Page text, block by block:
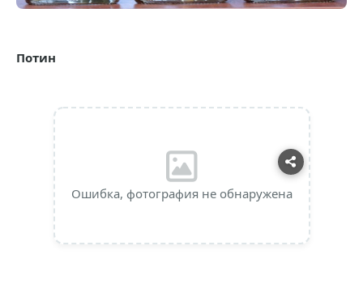
Потин
Ошибка, фотография не обнаружена